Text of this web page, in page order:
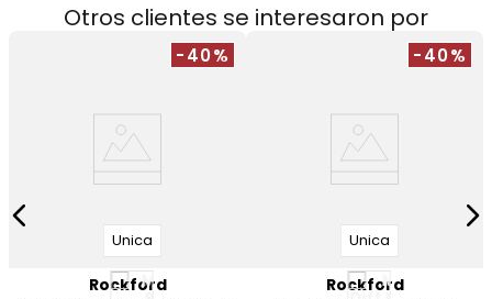
Otros clientes se interesaron por
-40%
Unica
Rockford
-40%
Unica
Rockford